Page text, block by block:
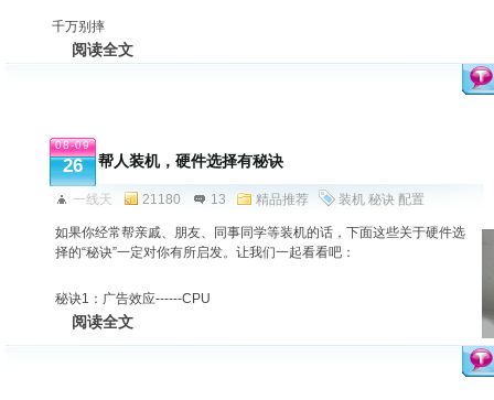
千万别摔
阅读全文
08-09
26 帮人装机，硬件选择有秘诀
一线天 21180 13 精品推荐 装机 秘诀 配置
如果你经常帮亲戚、朋友、同事同学等装机的话，下面这些关于硬件选
择的“秘诀”一定对你有所启发。让我们一起看看吧：
秘诀1：广告效应------CPU
阅读全文